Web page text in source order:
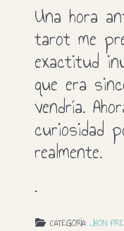
Una hora
tarot me
exactitud
que era
vendría.
curiosidad
realmente.
.
CATEGORÍA: JHON